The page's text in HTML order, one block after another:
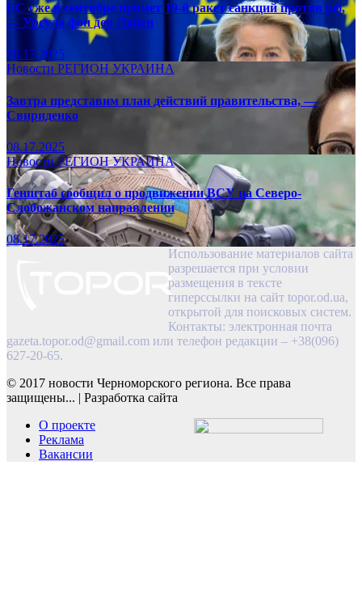
ЕС уже в сентябре примет 19-й ракет санкций против рф,
— Урсула фон дер Ляйен
08.17.2025
Новости РЕГИОН УКРАИНА
Завтра представим план действий правительства, —
Свириденко
08.17.2025
НовостиРЕГИОНУКРАИНА
Генштаб сообщил о продвижении ВСУ на Северо-
Слобожанском направлении
08.17.2025
Использование материалов сайта
разрешается при условии
размещения в тексте
гиперссылки на сайт topor.od.ua,
открытой для поисковых систем.
Контакты: электронная почта
gazeta.topor.od@gmail.com или телефон редакции – +38(096)
627-20-65.
© 2017 новости Черноморского региона. Все права
защищены...
Разработка сайта
О проекте
Реклама
Вакансии